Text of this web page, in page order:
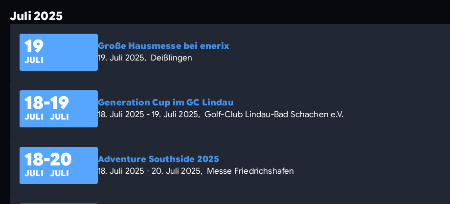
Juli 2025
19
JULI
Große Hausmesse bei enerix
19. Juli 2025, Deißlingen
18
JULI
-19
JULI
Generation Cup im GC Lindau
18. Juli 2025 - 19. Juli 2025, Golf-Club Lindau-Bad Schachen e.V.
18
JULI
-20
JULI
Adventure Southside 2025
18. Juli 2025 - 20. Juli 2025, Messe Friedrichshafen